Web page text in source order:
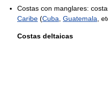
Costas con manglares:
Caribe (Cuba, Guatemala,
Costas deltaicas